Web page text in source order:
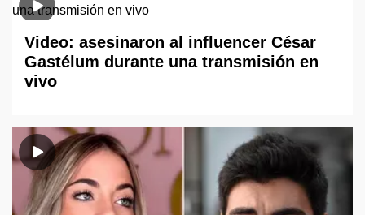
Video: asesinaron al influencer César
Gastélum durante una transmisión en
vivo